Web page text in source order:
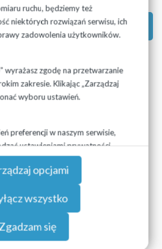
ruchu, będziemy też
niektórych rozwiązań serwisu, ich
zadowolenia użytkowników.
wyrażasz zgodę na przetwarzanie
zakresie. Klikając „Zarządzaj
wyboru ustawień.
preferencji w naszym serwisie,
ustawieniami prywatności
informacji o przetwarzaniu
prywatności.
opcjami
wszystko
się
Powrót do: Ogłoszenia